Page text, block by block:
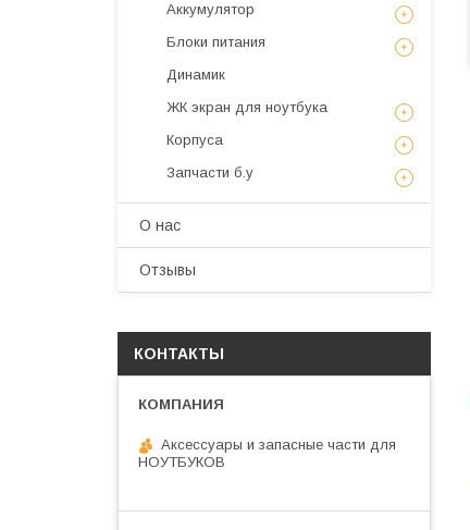
Аккумулятор
Блоки питания
Динамик
ЖК экран для ноутбука
Корпуса
Запчасти б.у
О нас
Отзывы
КОНТАКТЫ
Аксессуары и запасные части для
НОУТБУКОВ